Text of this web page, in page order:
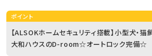
ポイント
【ALSOKホームセキュリティ搭載】小型犬・猫
大和ハウスのD-room☆オートロック完備☆